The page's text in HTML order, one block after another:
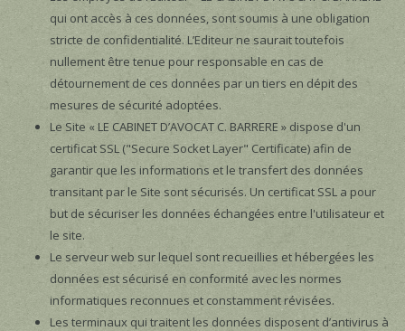
qui ont accès à ces données, sont soumis à une obligation
stricte de confidentialité. L’Editeur ne saurait toutefois
nullement être tenue pour responsable en cas de
détournement de ces données par un tiers en dépit des
mesures de sécurité adoptées.
Le Site « LE CABINET D’AVOCAT C. BARRERE » dispose d'un
certificat SSL ("Secure Socket Layer" Certificate) afin de
garantir que les informations et le transfert des données
transitant par le Site sont sécurisés. Un certificat SSL a pour
but de sécuriser les données échangées entre l'utilisateur et
le site.
Le serveur web sur lequel sont recueillies et hébergées les
données est sécurisé en conformité avec les normes
informatiques reconnues et constamment révisées.
Les terminaux qui traitent les données disposent d’antivirus à